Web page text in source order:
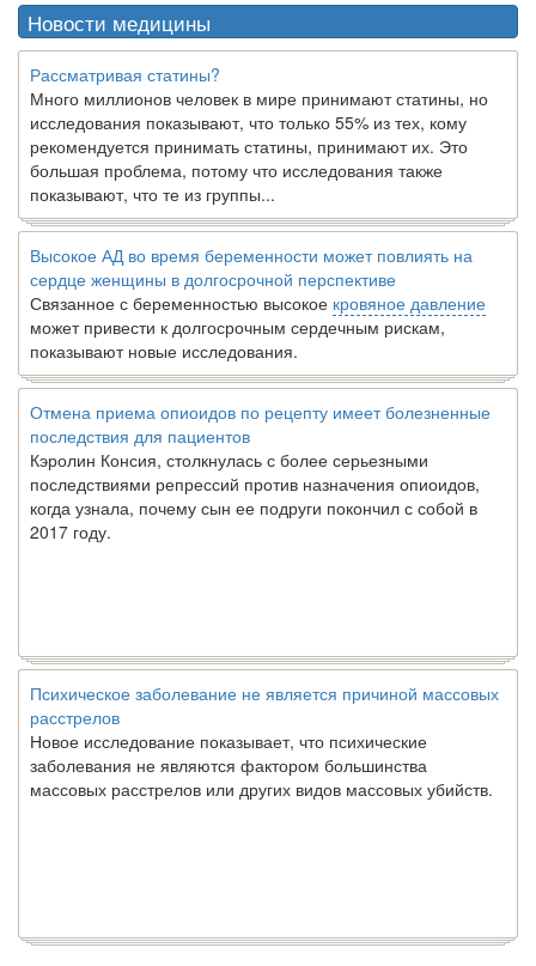
Новости медицины
Рассматривая статины?
Много миллионов человек в мире принимают статины, но
исследования показывают, что только 55% из тех, кому
рекомендуется принимать статины, принимают их. Это
большая проблема, потому что исследования также
показывают, что те из группы...
Высокое АД во время беременности может повлиять на
сердце женщины в долгосрочной перспективе
Связанное с беременностью высокое кровяное давление
может привести к долгосрочным сердечным рискам,
показывают новые исследования.
Отмена приема опиоидов по рецепту имеет болезненные
последствия для пациентов
Кэролин Консия, столкнулась с более серьезными
последствиями репрессий против назначения опиоидов,
когда узнала, почему сын ее подруги покончил с собой в
2017 году.
Психическое заболевание не является причиной массовых
расстрелов
Новое исследование показывает, что психические
заболевания не являются фактором большинства
массовых расстрелов или других видов массовых убийств.